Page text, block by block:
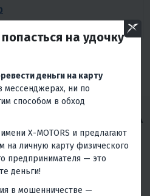
ОТКЛИКНУТЬСЯ НА
интерес к нашей компании.
Пожалуйста, отнеситесь к нему
мы на 80% будем
на удочку
деньги на карту
мессенджерах, ни по
способом в обход
X-MOTORS и предлагают
на личную карту физического
предпринимателя — это
деньги!
в мошенничестве —